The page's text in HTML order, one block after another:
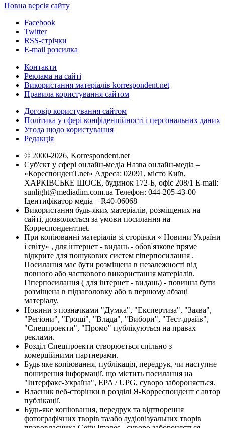
Повна версія сайту
Facebook
Twitter
RSS-стрічки
E-mail розсилка
Контакти
Реклама на сайті
Використання матеріалів korrespondent.net
Правила користування сайтом
Договір користування сайтом
Політика у сфері конфіденційності і персональних даних
Угода щодо користування
Редакція
© 2000-2026, Korrespondent.net
Суб'єкт у сфері онлайн-медіа Назва онлайн-медіа –
«КореспонденТ.net» Адреса: 02091, місто Київ,
ХАРКІВСЬКЕ ШОСЕ, будинок 172-Б, офіс 208/1 E-mail:
sunlight@mediadim.com.ua Телефон: 044-205-43-00
Ідентифікатор медіа – R40-06068
Використання будь-яких матеріалів, розміщених на
сайті, дозволяється за умови посилання на
Корреспондент.net.
При копіюванні матеріалів зі сторінки « Новини України
і світу» , для інтернет - видань - обов'язкове пряме
відкрите для пошукових систем гіперпосилання .
Посилання має бути розміщена в незалежності від
повного або часткового використання матеріалів.
Гіперпосилання ( для інтернет - видань) - повинна бути
розміщена в підзаголовку або в першому абзаці
матеріалу.
Новини з позначками "Думка", "Експертиза", "Заява",
"Регіони", "Гроші", "Влада", "Вибори", "Тест-драйв",
"Спецпроекти", "Промо" публікуються на правах
реклами.
Розділ Спецпроекти створюється спільно з
комерційними партнерами.
Будь яке копіювання, публікація, передрук, чи наступне
поширення інформації, що містить посилання на
"Інтерфакс-Україна", EPA / UPG, суворо забороняється.
Власник веб-сторінки в розділі Я-Корреспондент є автор
публікації.
Будь-яке копіювання, передрук та відтворення
фотографічних творів та/або аудіовізуальних творів